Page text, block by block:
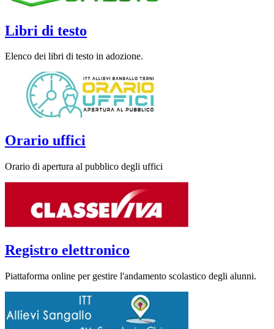
Libri di testo
Elenco dei libri di testo in adozione.
Orario uffici
Orario di apertura al pubblico degli uffici
Registro elettronico
Piattaforma online per gestire l'andamento scolastico degli alunni.